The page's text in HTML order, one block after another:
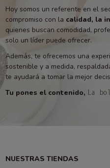
Hoy somos un referente en el
compromiso con la calidad, la
quienes buscan comodidad,
solo un líder puede ofrecer.
Además, te ofrecemos una
sostenible y a medida,
te ayudará a tomar la mejor
Tu pones el contenido, La
NUESTRAS TIENDAS